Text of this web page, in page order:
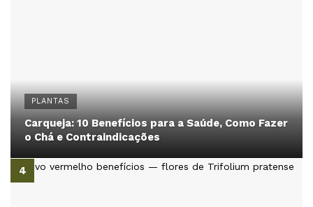
PLANTAS
Carqueja: 10 Benefícios para a Saúde, Como Fazer
o Chá e Contraindicações